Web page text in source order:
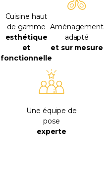
Cuisine haut
de gamme
esthétique
et
fonctionnelle
Aménagement
adapté
et sur mesure
Une équipe de
pose
experte